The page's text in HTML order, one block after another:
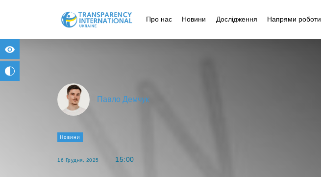
Про нас Новини Дослідження Напрями роботи
Павло Демчук
Новини
16 Грудня, 2025 15:00